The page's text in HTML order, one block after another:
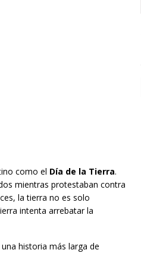
como el Día de la Tierra.
mientras protestaban contra
la tierra no es solo
intenta arrebatar la
historia más larga de